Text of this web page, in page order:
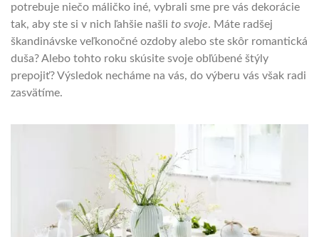
potrebuje niečo máličko iné, vybrali sme pre vás dekorácie
tak, aby ste si v nich ľahšie našli to svoje. Máte radšej
škandinávske veľkonočné ozdoby alebo ste skôr romantická
duša? Alebo tohto roku skúsite svoje obľúbené štýly
prepojiť? Výsledok necháme na vás, do výberu vás však radi
zasvätíme.